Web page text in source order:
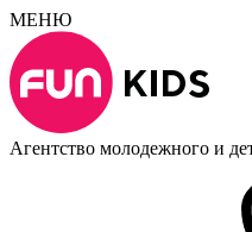
МЕНЮ
Агентство молодежного и